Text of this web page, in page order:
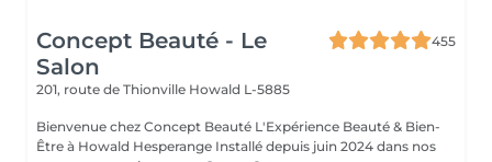
Concept Beauté - Le
Salon
455
201, route de Thionville Howald L-5885
Bienvenue chez Concept Beauté L'Expérience Beauté & Bien-
Être à Howald Hesperange Installé depuis juin 2024 dans nos